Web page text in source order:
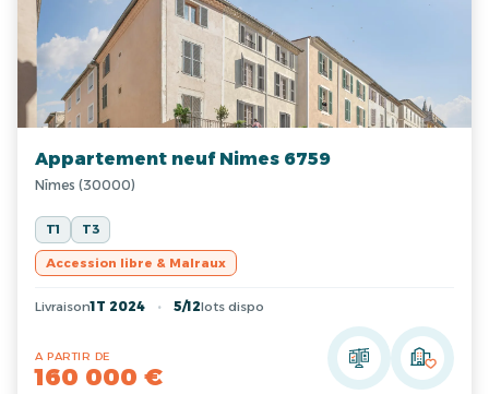
Appartement neuf Nimes 6759
Nîmes (30000)
T1 T3
Accession libre & Malraux
Livraison1T 2024 5/12lots dispo
A PARTIR DE
160 000 €